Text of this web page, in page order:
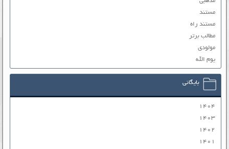
مستند
مستند راه
مطالب برتر
مولودی
یوم الله
بایگانی
۱۴۰۴
۱۴۰۳
۱۴۰۲
۱۴۰۱